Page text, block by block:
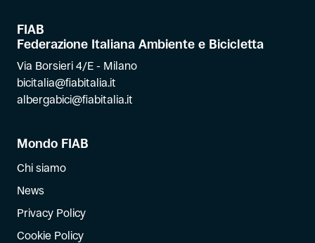
FIAB
Federazione Italiana Ambiente e Bicicletta
Via Borsieri 4/E - Milano
bicitalia@fiabitalia.it
albergabici@fiabitalia.it
Mondo FIAB
Chi siamo
News
Privacy Policy
Cookie Policy